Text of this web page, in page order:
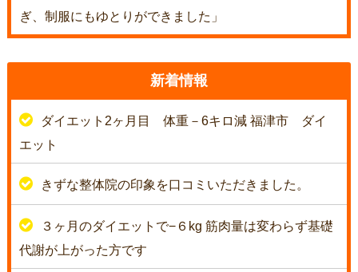
ぎ、制服にもゆとりができました」
新着情報
ダイエット2ヶ月目 体重－6キロ減 福津市 ダイ
エット
きずな整体院の印象を口コミいただきました。
３ヶ月のダイエットで−６kg 筋肉量は変わらず基礎
代謝が上がった方です